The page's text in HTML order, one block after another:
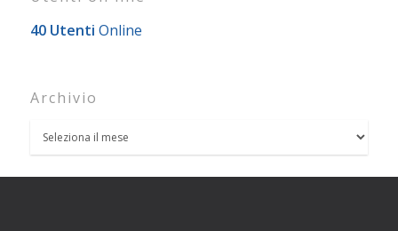
40 Utenti Online
Archivio